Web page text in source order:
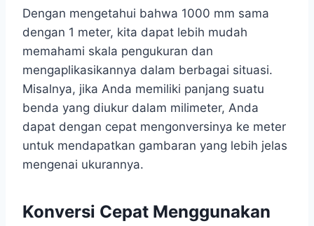
Dengan mengetahui bahwa 1000 mm sama
dengan 1 meter, kita dapat lebih mudah
memahami skala pengukuran dan
mengaplikasikannya dalam berbagai situasi.
Misalnya, jika Anda memiliki panjang suatu
benda yang diukur dalam milimeter, Anda
dapat dengan cepat mengonversinya ke meter
untuk mendapatkan gambaran yang lebih jelas
mengenai ukurannya.
Konversi Cepat Menggunakan